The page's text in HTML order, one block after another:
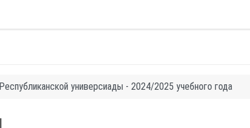
универсиады - 2024/2025 учебного года